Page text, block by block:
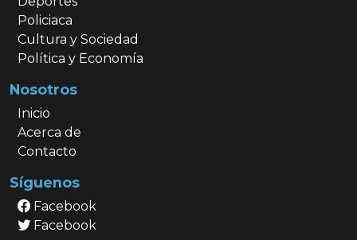
Policiaca
Cultura y Sociedad
Política y Economía
Nosotros
Inicio
Acerca de
Contacto
Síguenos
Facebook
Facebook